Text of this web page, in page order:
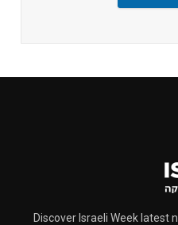
Discover Israeli Week latest